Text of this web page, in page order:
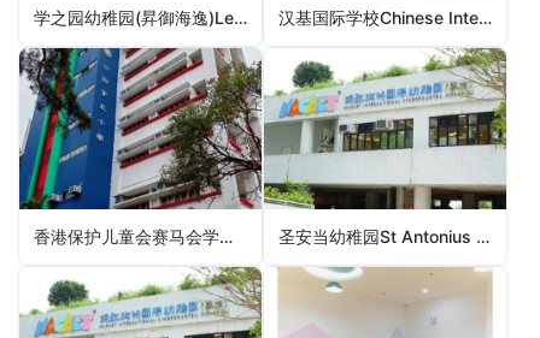
学之园幼稚园(昇御海逸)Learning Habitat Kindergarten (Chatham LV)（九龙城区幼稚园） 汉基国际学校Chinese International School（东区幼稚园）
香港保护儿童会赛马会学心幼儿学校HKSPC the Jockey Club Hok Sam Nursery School（沙田区幼稚园） 圣安当幼稚园St Antonius Kindergarten（观塘区幼稚园）